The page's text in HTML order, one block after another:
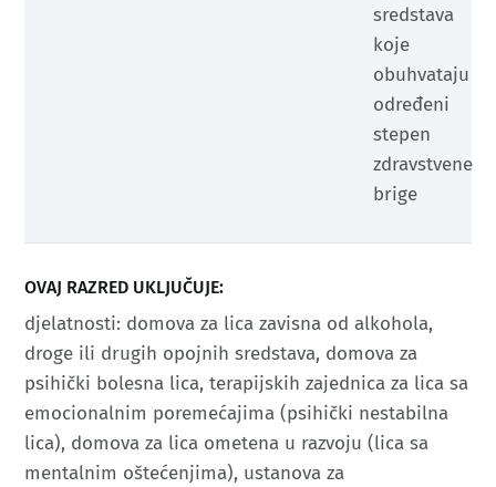
sredstava
koje
obuhvataju
određeni
stepen
zdravstvene
brige ​
OVAJ RAZRED UKLJUČUJE:
djelatnosti: domova za lica zavisna od alkohola,
droge ili drugih opojnih sredstava, domova za
psihički bolesna lica, terapijskih zajednica za lica sa
emocionalnim poremećajima (psihički nestabilna
lica), domova za lica ometena u razvoju (lica sa
mentalnim oštećenjima), ustanova za